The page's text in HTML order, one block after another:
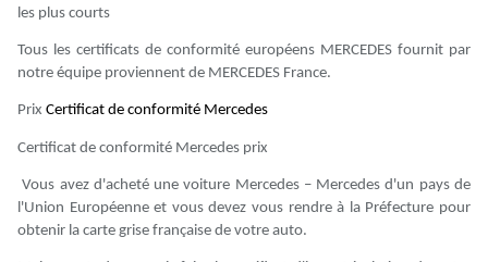
les plus courts
Tous les certificats de conformité européens MERCEDES fournit par
notre équipe proviennent de MERCEDES France.
Prix Certificat de conformité Mercedes
Certificat de conformité Mercedes prix
Vous avez d'acheté une voiture Mercedes – Mercedes d'un pays de
l'Union Européenne et vous devez vous rendre à la Préfecture pour
obtenir la carte grise française de votre auto.